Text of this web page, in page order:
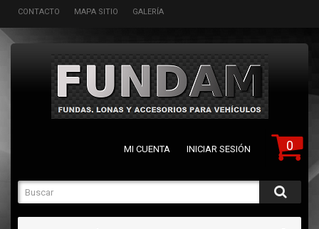
CONTACTO MAPA SITIO GALERÍA
0
MI CUENTA INICIAR SESIÓN